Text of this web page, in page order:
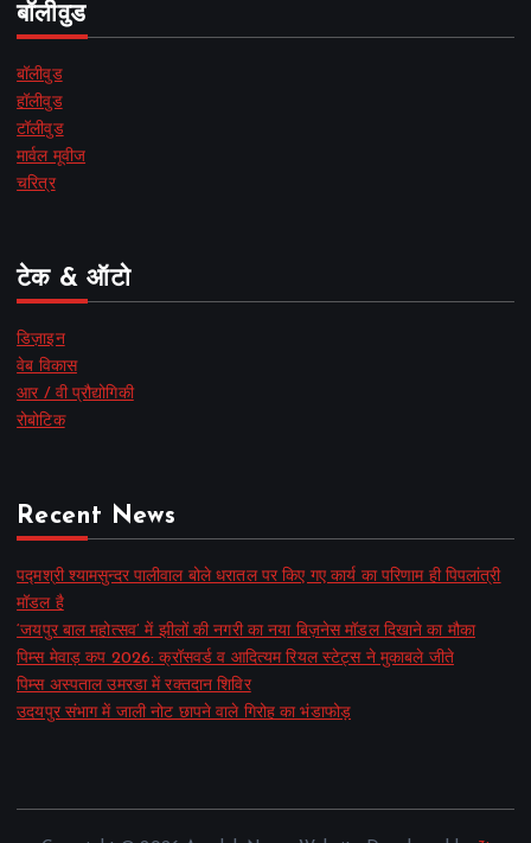
बॉलीवुड
बॉलीवुड
हॉलीवुड
टॉलीवुड
मार्वल मूवीज
चरित्र
टेक & ऑटो
डिज़ाइन
वेब विकास
आर / वी प्रौद्योगिकी
रोबोटिक
Recent News
पद्मश्री श्यामसुन्दर पालीवाल बोले धरातल पर किए गए कार्य का परिणाम ही पिपलांत्री
मॉडल है
‘जयपुर बाल महोत्सव’ में झीलों की नगरी का नया बिज़नेस मॉडल दिखाने का मौका
पिम्स मेवाड़ कप 2026: क्रॉसवर्ड व आदित्यम रियल स्टेट्स ने मुकाबले जीते
पिम्स अस्पताल उमरडा में रक्तदान शिविर
उदयपुर संभाग में जाली नोट छापने वाले गिरोह का भंडाफोड़